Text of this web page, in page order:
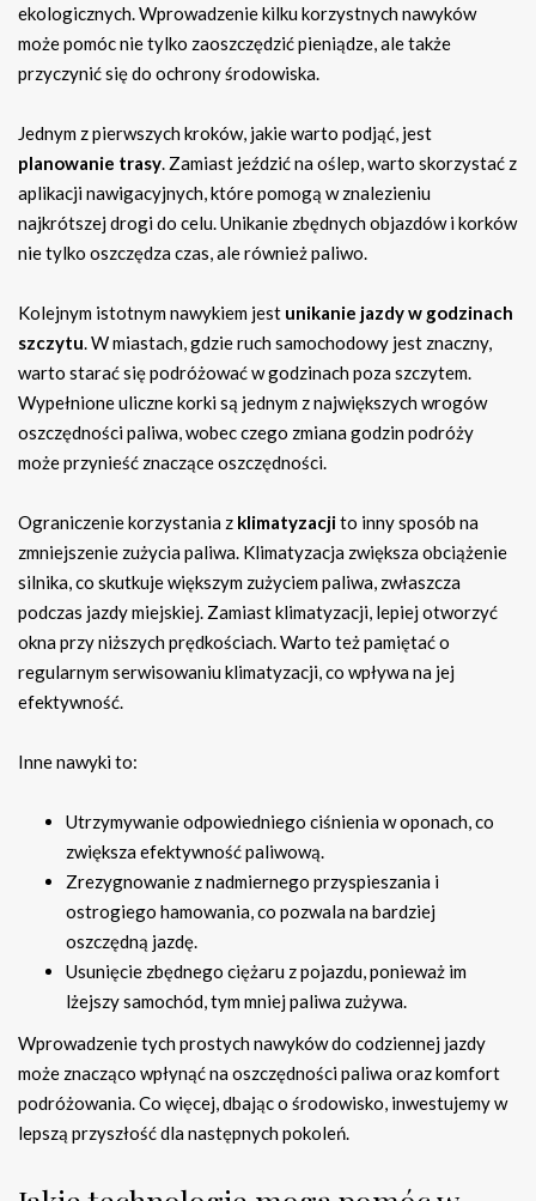
ekologicznych. Wprowadzenie kilku korzystnych nawyków
może pomóc nie tylko zaoszczędzić pieniądze, ale także
przyczynić się do ochrony środowiska.
Jednym z pierwszych kroków, jakie warto podjąć, jest
planowanie trasy. Zamiast jeździć na oślep, warto skorzystać z
aplikacji nawigacyjnych, które pomogą w znalezieniu
najkrótszej drogi do celu. Unikanie zbędnych objazdów i korków
nie tylko oszczędza czas, ale również paliwo.
Kolejnym istotnym nawykiem jest unikanie jazdy w godzinach
szczytu. W miastach, gdzie ruch samochodowy jest znaczny,
warto starać się podróżować w godzinach poza szczytem.
Wypełnione uliczne korki są jednym z największych wrogów
oszczędności paliwa, wobec czego zmiana godzin podróży
może przynieść znaczące oszczędności.
Ograniczenie korzystania z klimatyzacjito inny sposób na
zmniejszenie zużycia paliwa. Klimatyzacja zwiększa obciążenie
silnika, co skutkuje większym zużyciem paliwa, zwłaszcza
podczas jazdy miejskiej. Zamiast klimatyzacji, lepiej otworzyć
okna przy niższych prędkościach. Warto też pamiętać o
regularnym serwisowaniu klimatyzacji, co wpływa na jej
efektywność.
Inne nawyki to:
Utrzymywanie odpowiedniego ciśnienia w oponach, co
zwiększa efektywność paliwową.
Zrezygnowanie z nadmiernego przyspieszania i
ostrogiego hamowania, co pozwala na bardziej
oszczędną jazdę.
Usunięcie zbędnego ciężaru z pojazdu, ponieważ im
lżejszy samochód, tym mniej paliwa zużywa.
Wprowadzenie tych prostych nawyków do codziennej jazdy
może znacząco wpłynąć na oszczędności paliwa oraz komfort
podróżowania. Co więcej, dbając o środowisko, inwestujemy w
lepszą przyszłość dla następnych pokoleń.